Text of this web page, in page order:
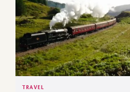
TRAVEL